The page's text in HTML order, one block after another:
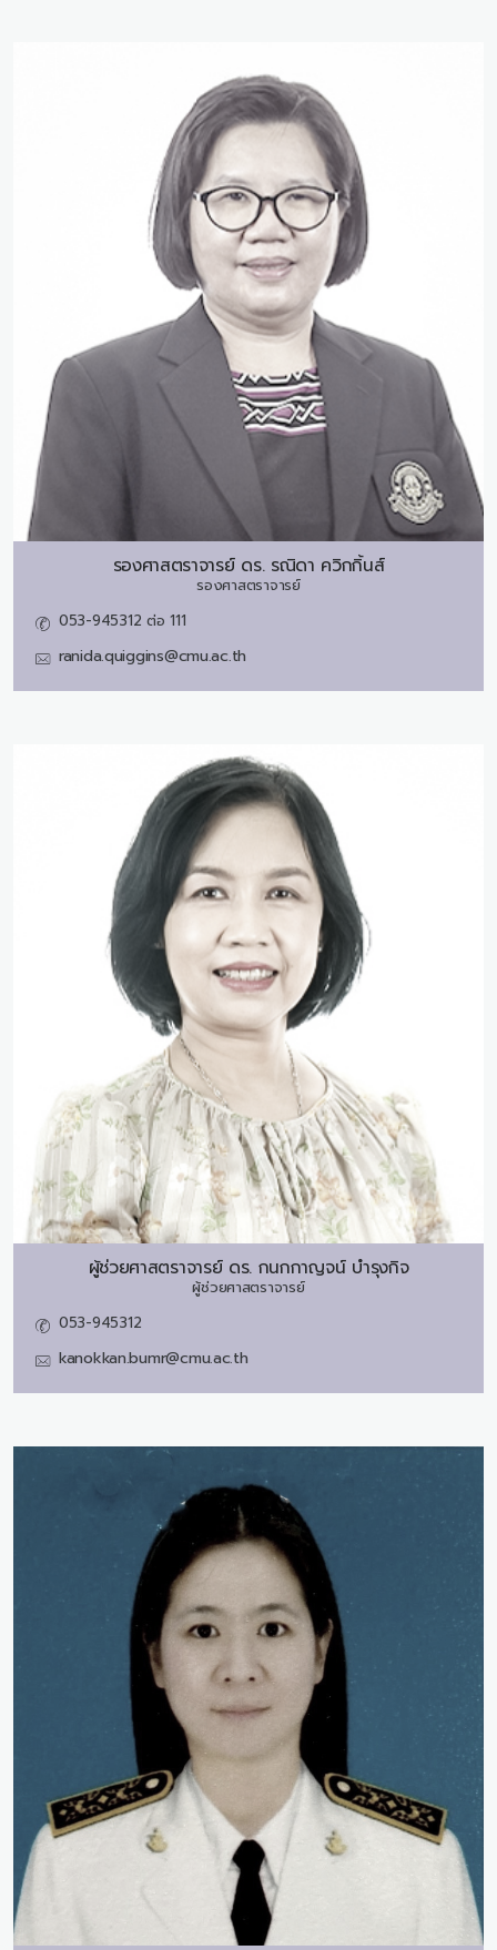
รองศาสตราจารย์ ดร. รณิดา ควิกกิ้นส์
รองศาสตราจารย์
053-945312 ต่อ 111
ranida.quiggins@cmu.ac.th
ผู้ช่วยศาสตราจารย์ ดร. กนกกาญจน์ บำรุงกิจ
ผู้ช่วยศาสตราจารย์
053-945312
kanokkan.bumr@cmu.ac.th